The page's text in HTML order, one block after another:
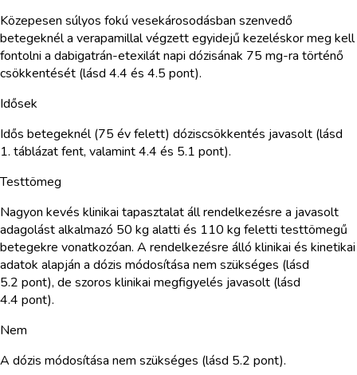
Közepesen súlyos fokú vesekárosodásban szenvedő
betegeknél a verapamillal végzett egyidejű kezeléskor meg kell
fontolni a dabigatrán-etexilát napi dózisának 75 mg-ra történő
csökkentését (lásd 4.4 és 4.5 pont).
Idősek
Idős betegeknél (75 év felett) dóziscsökkentés javasolt (lásd
1. táblázat fent, valamint 4.4 és 5.1 pont).
Testtömeg
Nagyon kevés klinikai tapasztalat áll rendelkezésre a javasolt
adagolást alkalmazó 50 kg alatti és 110 kg feletti testtömegű
betegekre vonatkozóan. A rendelkezésre álló klinikai és kinetikai
adatok alapján a dózis módosítása nem szükséges (lásd
5.2 pont), de szoros klinikai megfigyelés javasolt (lásd
4.4 pont).
Nem
A dózis módosítása nem szükséges (lásd 5.2 pont).